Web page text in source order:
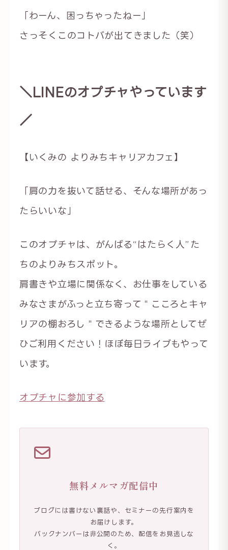
「わーん、困っちゃったねー」
さっそくこのコトバが出てきました（笑）
＼LINEのオプチャやっています
／
【いくみの よりみちキャリアカフェ】
「肩の力を抜いて話せる、そんな場所があっ
たらいいな」
このオプチャは、がんばる“はたらく人”た
ちのよりみちスポット。
肩書きや立場に関係なく、お仕事をしている
みなさまがふっと立ち寄って＂こころとキャ
リアの棚おろし＂できるような場所としてぜ
ひご利用ください！ほぼ毎日ライブもやって
います。
オプチャに参加する
無料メルマガ配信中
ブログには書けない裏話や、セミナーの先行案内を
お届けします。
バックナンバーは非公開のため、配信をお見逃しな
く。